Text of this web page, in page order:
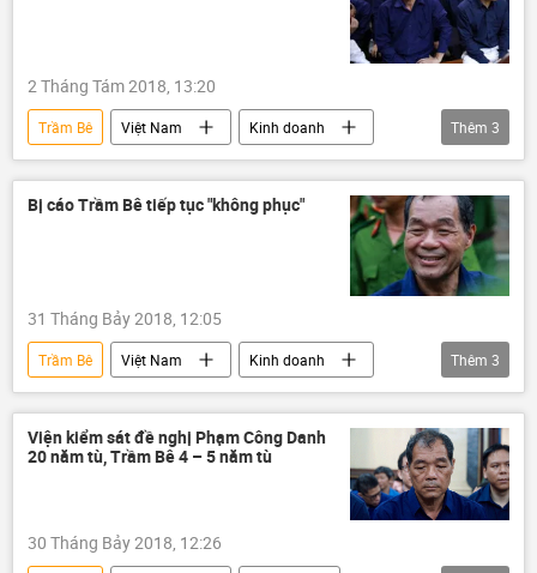
2 Tháng Tám 2018, 13:20
Trầm Bê Việt Nam
Kinh doanh
Sacombank
Ngân hàng Nhà nước
VNCB
Thêm 3
Bị cáo Trầm Bê tiếp tục "không phục"
31 Tháng Bảy 2018, 12:05
Trầm Bê Việt Nam
Kinh doanh
Phạm Công Danh
Sacombank
VNCB
Thêm 3
Viện kiểm sát đề nghị Phạm Công Danh
20 năm tù, Trầm Bê 4 – 5 năm tù
30 Tháng Bảy 2018, 12:26